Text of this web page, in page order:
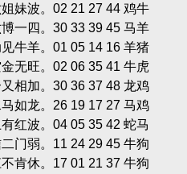
妹波。02 21 27 44 鸡牛
一四。30 33 39 45 马羊
牛羊。01 05 14 16 羊猪
无旺。02 06 35 41 牛虎
相加。30 36 37 48 龙鸡
如龙。26 19 17 27 马鸡
红波。04 05 35 42 蛇马
门弱。11 24 29 45 牛狗
肯休。17 01 21 37 牛狗